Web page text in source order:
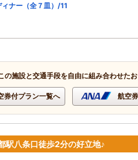
ナー（全７皿）/11
の施設と交通手段を自由に組み合わせた
券付プラン一覧へ 航空
八条口徒歩2分の好立地♪